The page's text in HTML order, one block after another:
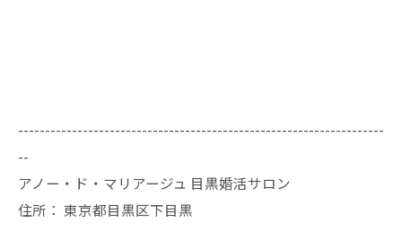
--------------------------------------------------------------------
--
アノー・ド・マリアージュ 目黒婚活サロン
住所： 東京都目黒区下目黒